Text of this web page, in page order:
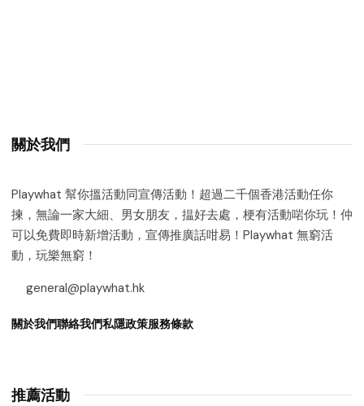
關於我們
Playwhat 幫你搵活動同宣傳活動！超過二千個香港活動任你
揀，無論一家大細、男女朋友，揾好去處，梗有活動啱你玩！仲
可以免費即時新增活動，宣傳推廣話咁易！Playwhat 無窮活
動，玩樂無窮！
general@playwhat.hk
關於我們聯絡我們私隱政策服務條款
推薦活動